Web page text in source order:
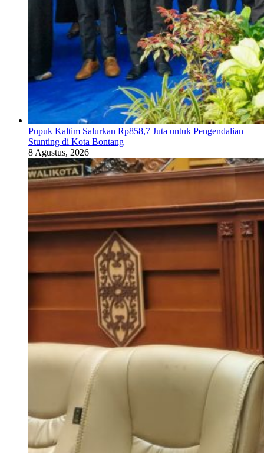
Pupuk Kaltim Salurkan Rp858,7 Juta untuk Pengendalian
Stunting di Kota Bontang
8 Agustus, 2026